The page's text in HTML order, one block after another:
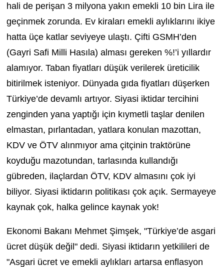
hali de perişan 3 milyona yakın emekli 10 bin Lira ile
geçinmek zorunda. Ev kiraları emekli aylıklarını ikiye
hatta üçe katlar seviyeye ulaştı. Çifti GSMH’den
(Gayri Safi Milli Hasıla) alması gereken %!’i yıllardır
alamıyor. Taban fiyatları düşük verilerek üreticilik
bitirilmek isteniyor. Dünyada gıda fiyatları düşerken
Türkiye’de devamlı artıyor. Siyasi iktidar tercihini
zenginden yana yaptığı için kıymetli taşlar denilen
elmastan, pırlantadan, yatlara konulan mazottan,
KDV ve ÖTV alınmıyor ama çitçinin traktörüne
koyduğu mazotundan, tarlasında kullandığı
gübreden, ilaçlardan ÖTV, KDV almasını çok iyi
biliyor. Siyasi iktidarın politikası çok açık. Sermayeye
kaynak çok, halka gelince kaynak yok!
Ekonomi Bakanı Mehmet Şimşek, "Türkiye’de asgari
ücret düşük değil" dedi. Siyasi iktidarın yetkilileri de
"Asgari ücret ve emekli aylıkları artarsa enflasyon